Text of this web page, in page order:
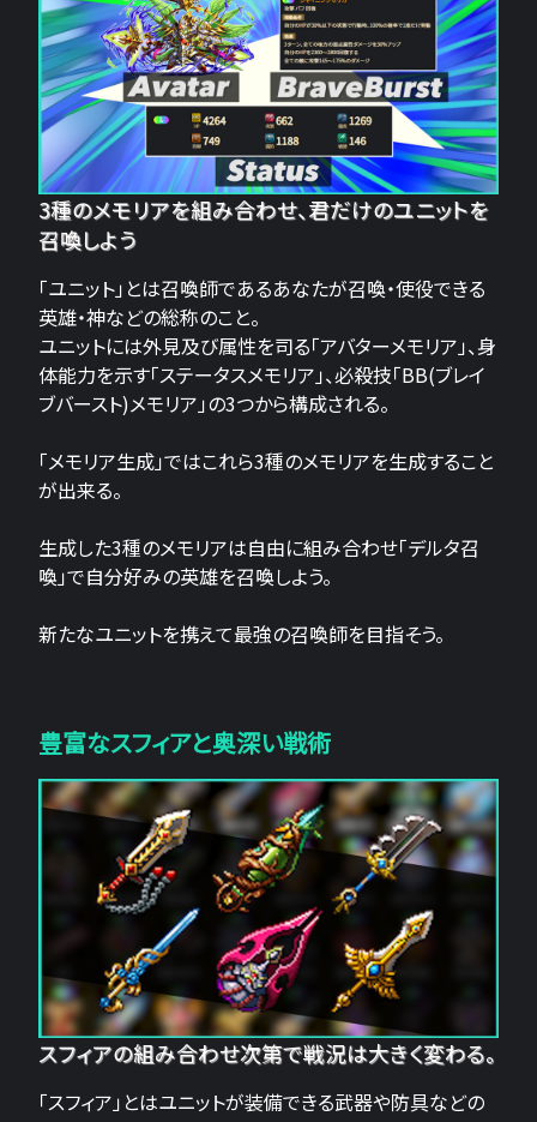
3種のメモリアを組み合わせ、君だけのユニットを
召喚しよう
「ユニット」とは召喚師であるあなたが召喚・使役できる
英雄・神などの総称のこと。
ユニットには外見及び属性を司る「アバターメモリア」、身
体能力を示す「ステータスメモリア」、必殺技「BB(ブレイ
ブバースト)メモリア」の3つから構成される。
「メモリア生成」ではこれら3種のメモリアを生成すること
が出来る。
生成した3種のメモリアは自由に組み合わせ「デルタ召
喚」で自分好みの英雄を召喚しよう。
新たなユニットを携えて最強の召喚師を目指そう。
豊富なスフィアと奥深い戦術
スフィアの組み合わせ次第で戦況は大きく変わる。
「スフィア」とはユニットが装備できる武器や防具などの